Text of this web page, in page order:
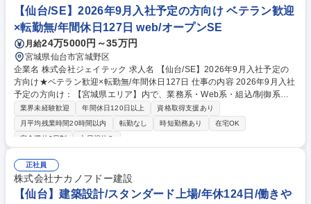
です。 募集職種 【仙台/総合職・法人営業】トップシェア/東証スタンダー
ド上場/転勤有
【仙台/SE】2026年9月入社予定の方向け ベテラン歓迎
×転勤無/年間休日127日 web/オープンSE
月給24万5000円～35万円
宮城県仙台市宮城野区
企業名 株式会社ジェイテック 求人名 【仙台/SE】2026年9月入社予定の
方向け★ベテラン歓迎×転勤無/年間休日127日 仕事の内容 2026年9月入社
予定の方向け：【宮城県エリア】内で、業務系・Web系・組込/制御系の
多様な案件の下流工程～上流工程までの幅広い担当フェーズから、適性に
あわせて配属となります。業界も様々で、 豊富な案件を取り扱っていま
す。 開発実績の一部をご紹介→https://www.j-tech.jp/cases/ ■生涯現場も
5％！多くの中途入社の方がご活躍されています。 ■営業もエンジニア出
身で構成。無理な納期の案件獲得は行いません。複数名で長期的に参画可
能な大口案件獲得を行っています。 募集職種 【仙台/SE】2026年9月入社
予定の方向け★ベテラン歓迎×転勤無/年間休日127日
業界未経験歓迎 年間休日120日以上
資格取得支援あり
月平均残業時間20時間以内
転勤なし 時短勤務あり
在宅OK
完全週休2日制
土日祝休み
正社員
株式会社ナカノフドー建設
【仙台】建築設計/スタンダード上場/年休124日/働きや